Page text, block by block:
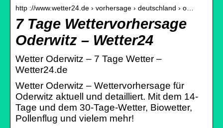
http ://www.wetter24.de › vorhersage › deutschland › o…
7 Tage Wettervorhersage
Oderwitz – Wetter24
Wetter Oderwitz – 7 Tage Wetter –
Wetter24.de
Wetter Oderwitz – Wettervorhersage für
Oderwitz aktuell und detailliert. Mit dem 14-
Tage und dem 30-Tage-Wetter, Biowetter,
Pollenflug und vielem mehr!